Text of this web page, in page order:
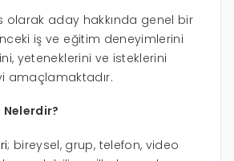
olarak aday hakkında genel bir
iş ve eğitim deneyimlerini
yeteneklerini ve isteklerini
amaçlamaktadır.
; bireysel, grup, telefon, video